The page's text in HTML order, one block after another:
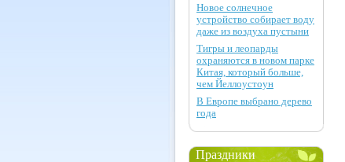
Новое солнечное
устройство собирает воду
даже из воздуха пустыни
Тигры и леопарды
охраняются в новом парке
Китая, который больше,
чем Йеллоустоун
В Европе выбрано дерево
года
Праздники